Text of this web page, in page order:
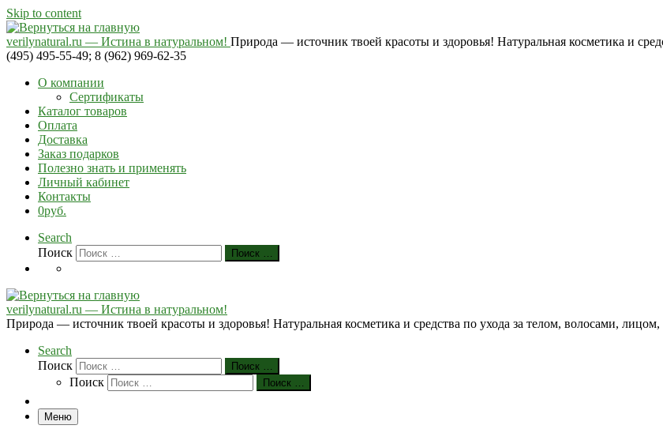
Skip to content
verilynatural.ru — Истина в натуральном! Природа — источник твоей красоты и здоровья! Натуральная косметика и
(495) 495-55-49; 8 (962) 969-62-35
О компании
Сертификаты
Каталог товаров
Оплата
Доставка
Заказ подарков
Полезно знать и применять
Личный кабинет
Контакты
0руб.
Search
Поиск
Поиск …
verilynatural.ru — Истина в натуральном!
Природа — источник твоей красоты и здоровья! Натуральная косметика и средства по ухода за телом, волосами,
Search
Поиск
Поиск …
Поиск Поиск …
Меню